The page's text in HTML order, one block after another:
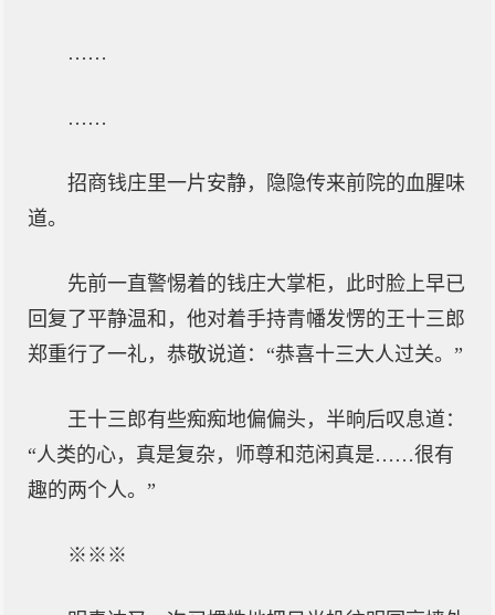
……
……
招商钱庄里一片安静，隐隐传来前院的血腥味
道。
先前一直警惕着的钱庄大掌柜，此时脸上早已
回复了平静温和，他对着手持青幡发愣的王十三郎
郑重行了一礼，恭敬说道：“恭喜十三大人过关。”
王十三郎有些痴痴地偏偏头，半晌后叹息道：
“人类的心，真是复杂，师尊和范闲真是……很有
趣的两个人。”
※※※